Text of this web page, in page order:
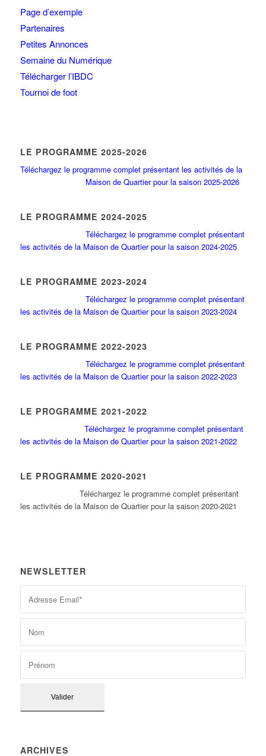
Page d’exemple
Partenaires
Petites Annonces
Semaine du Numérique
Télécharger l’IBDC
Tournoi de foot
LE PROGRAMME 2025-2026
Téléchargez le programme complet présentant les activités de la
Maison de Quartier pour la saison 2025-2026
LE PROGRAMME 2024-2025
Téléchargez le programme complet présentant
les activités de la Maison de Quartier pour la saison 2024-2025
LE PROGRAMME 2023-2024
Téléchargez le programme complet présentant
les activités de la Maison de Quartier pour la saison 2023-2024
LE PROGRAMME 2022-2023
Téléchargez le programme complet présentant
les activités de la Maison de Quartier pour la saison 2022-2023
LE PROGRAMME 2021-2022
Téléchargez le programme complet présentant
les activités de la Maison de Quartier pour la saison 2021-2022
LE PROGRAMME 2020-2021
Téléchargez le programme complet présentant
les activités de la Maison de Quartier pour la saison 2020-2021
NEWSLETTER
ARCHIVES